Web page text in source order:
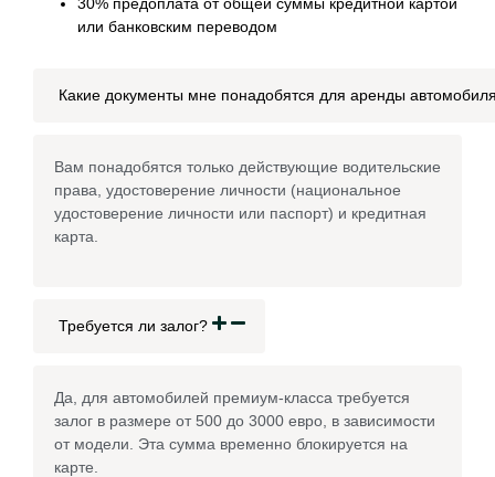
или банковским переводом
Какие документы мне понадобятся для аренды
Вам понадобятся только действующие водительские
права, удостоверение личности (национальное
удостоверение личности или паспорт) и кредитная
карта.
Требуется ли залог?
Да, для автомобилей премиум-класса требуется
залог в размере от 500 до 3000 евро, в зависимости
от модели. Эта сумма временно блокируется на
карте.